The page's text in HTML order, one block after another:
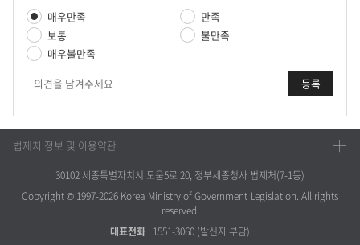
츠
만
족
도
조
사
만
족
도
평
가
매우만족
만족
보통
불만족
매우불만족
견
법제처 정보 및 이용약관
30102 세종특별자치시 도움5로 20, 정부세종청사 법제처(7-1동)
Copyright © 1997-2026 Korea Ministry of Government Legislation. All rights
reserved.
대표전화 : 1551-3060 (발신자 부담)